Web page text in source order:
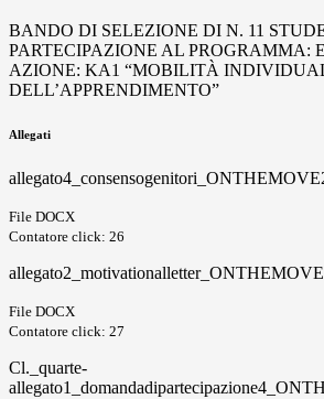
BANDO DI SELEZIONE DI N. 11
PARTECIPAZIONE AL PROGRAMMA:
AZIONE: KA1 “MOBILITÀ
DELL’APPRENDIMENTO”
Allegati
File DOCX
Contatore click: 26
File DOCX
Contatore click: 27
Cl._quarte-